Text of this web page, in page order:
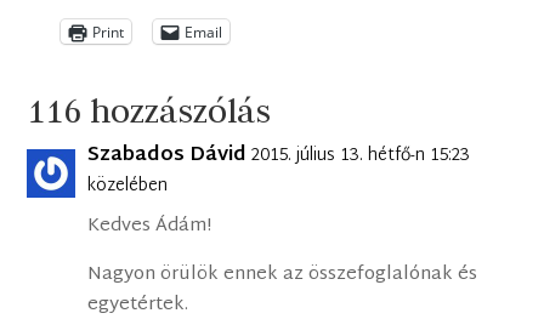
Print Email
116 hozzászólás
Szabados Dávid 2015. július 13. hétfő-n 15:23
közelében
Kedves Ádám!
Nagyon örülök ennek az összefoglalónak és
egyetértek.